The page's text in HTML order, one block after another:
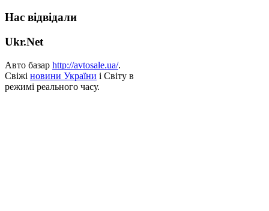
Нас відвідали
Ukr.Net
Авто базар http://avtosale.ua/.
Свіжі новини України і Світу в
режимі реального часу.